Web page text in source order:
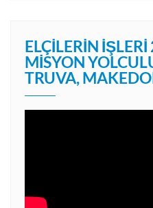
ELÇILERIN İŞLERI
MISYON
TRUVA,